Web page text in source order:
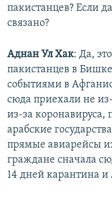
пакистанцев? Если
связано?
Аднан Ул Хак: Да,
пакистанцев в
событиями в
сюда приехали не
из-за коронавируса,
арабские
прямые авиарейсы
граждане сначала
14 дней карантина и